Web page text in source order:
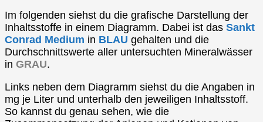
Im folgenden siehst du die grafische Darstellung der
Inhaltsstoffe in einem Diagramm. Dabei ist das Sankt
Conrad Medium in BLAU gehalten und die
Durchschnittswerte aller untersuchten Mineralwässer
in GRAU.
Links neben dem Diagramm siehst du die Angaben in
mg je Liter und unterhalb den jeweiligen Inhaltsstoff.
So kannst du genau sehen, wie die